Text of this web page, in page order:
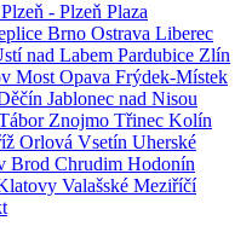
Plzeň - Plzeň Plaza
Brno Ostrava Liberec
nad Labem Pardubice Zlín
Most Opava Frýdek-Místek
Jablonec nad Nisou
Znojmo Třinec Kolín
Orlová Vsetín Uherské
Brod Chrudim Hodonín
Valašské Meziříčí